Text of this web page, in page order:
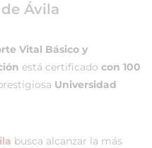
Ávila
Vital Básico y
está certificado con 100
Universidad
busca alcanzar la más